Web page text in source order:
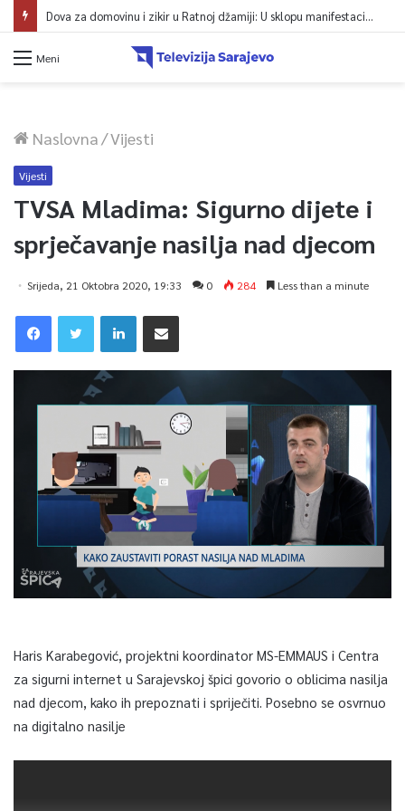
Dova za domovinu i zikir u Ratnoj džamiji: U sklopu manifestacije „Odbrana BiH – Igman 2026“ odana počast herojima
Meni
Naslovna/Vijesti
Vijesti
TVSA Mladima: Sigurno dijete i
sprječavanje nasilja nad djecom
Srijeda, 21 Oktobra 2020, 19:33 0 284 Less than a minute
Haris Karabegović, projektni koordinator MS-EMMAUS i Centra
za sigurni internet u Sarajevskoj špici govorio o oblicima nasilja
nad djecom, kako ih prepoznati i spriječiti. Posebno se osvrnuo
na digitalno nasilje